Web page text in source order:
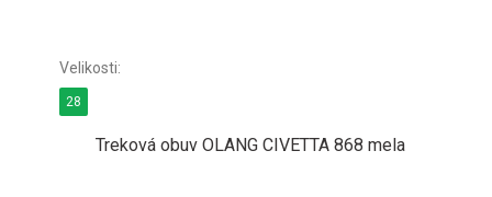
Treková obuv OLANG CIVETTA 868 mela
28